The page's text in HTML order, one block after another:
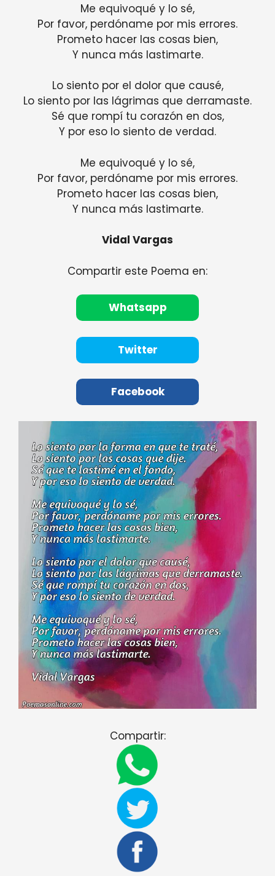
Me equivoqué y lo sé,
Por favor, perdóname por mis errores.
Prometo hacer las cosas bien,
Y nunca más lastimarte.
Lo siento por el dolor que causé,
Lo siento por las lágrimas que derramaste.
Sé que rompí tu corazón en dos,
Y por eso lo siento de verdad.
Me equivoqué y lo sé,
Por favor, perdóname por mis errores.
Prometo hacer las cosas bien,
Y nunca más lastimarte.
Vidal Vargas
Compartir este Poema en:
Whatsapp
Twitter
Facebook
Compartir: